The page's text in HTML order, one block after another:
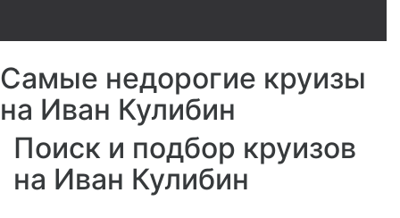
Самые недорогие круизы
на Иван Кулибин
Поиск и подбор круизов
на Иван Кулибин